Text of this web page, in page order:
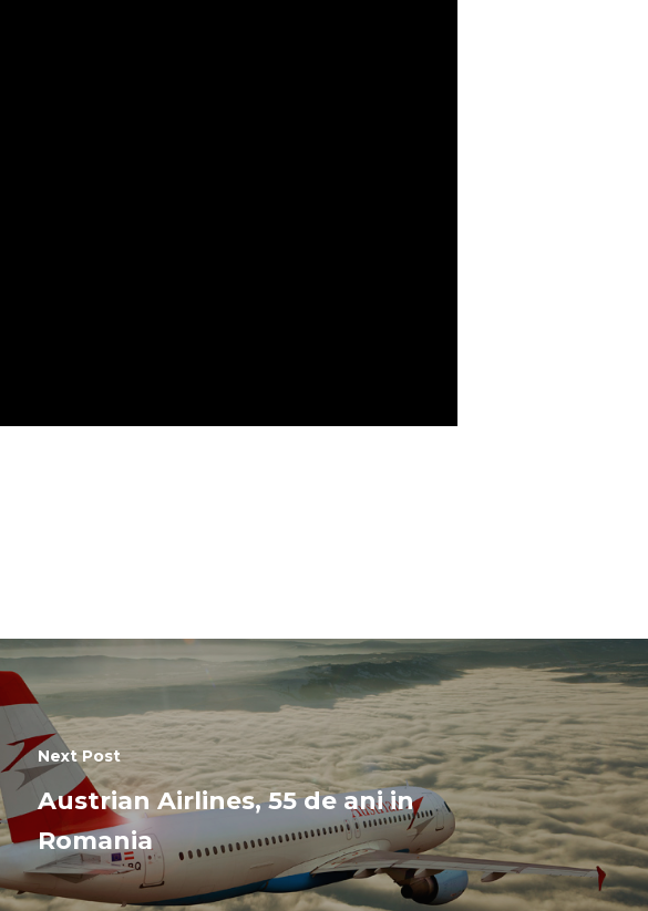
Next Post
Austrian Airlines, 55 de ani in
Romania